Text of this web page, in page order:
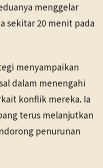
menggelar
sekitar 20 menit pada
menyampaikan
dalam menengahi
konflik mereka. Ia
terus melanjutkan
penurunan